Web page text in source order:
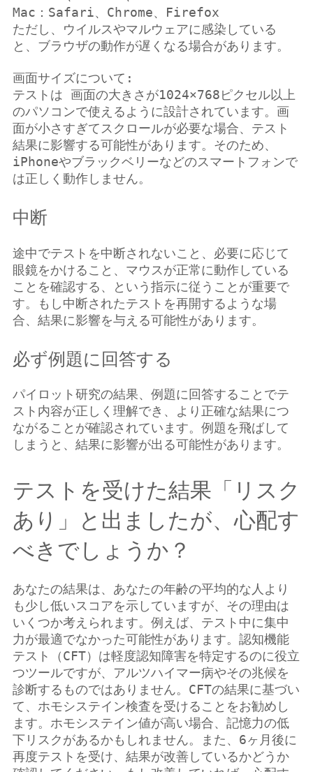
Mac：Safari、Chrome、Firefox
ただし、ウイルスやマルウェアに感染している
と、ブラウザの動作が遅くなる場合があります。
画面サイズについて:
テストは 画面の大きさが1024×768ピクセル以上
のパソコンで使えるように設計されています。画
面が小さすぎてスクロールが必要な場合、テスト
結果に影響する可能性があります。そのため、
iPhoneやブラックベリーなどのスマートフォンで
は正しく動作しません。
中断
途中でテストを中断されないこと、必要に応じて
眼鏡をかけること、マウスが正常に動作している
ことを確認する、という指示に従うことが重要で
す。もし中断されたテストを再開するような場
合、結果に影響を与える可能性があります。
必ず例題に回答する
パイロット研究の結果、例題に回答することでテ
スト内容が正しく理解でき、より正確な結果につ
ながることが確認されています。例題を飛ばして
しまうと、結果に影響が出る可能性があります。
テストを受けた結果「リスク
あり」と出ましたが、心配す
べきでしょうか？
あなたの結果は、あなたの年齢の平均的な人より
も少し低いスコアを示していますが、その理由は
いくつか考えられます。例えば、テスト中に集中
力が最適でなかった可能性があります。認知機能
テスト（CFT）は軽度認知障害を特定するのに役立
つツールですが、アルツハイマー病やその兆候を
診断するものではありません。CFTの結果に基づい
て、ホモシステイン検査を受けることをお勧めし
ます。ホモシステイン値が高い場合、記憶力の低
下リスクがあるかもしれません。また、6ヶ月後に
再度テストを受け、結果が改善しているかどうか